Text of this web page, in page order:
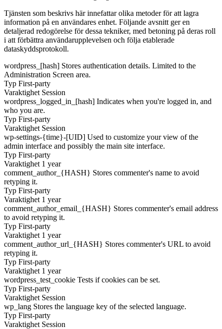
Tjänsten som beskrivs här innefattar olika metoder för att lagra
information på en användares enhet. Följande avsnitt ger en
detaljerad redogörelse för dessa tekniker, med betoning på deras roll
i att förbättra användarupplevelsen och följa etablerade
dataskyddsprotokoll.
wordpress_[hash] Stores authentication details. Limited to the
Administration Screen area.
Typ First-party
Varaktighet Session
wordpress_logged_in_[hash] Indicates when you're logged in, and
who you are.
Typ First-party
Varaktighet Session
wp-settings-{time}-[UID] Used to customize your view of the
admin interface and possibly the main site interface.
Typ First-party
Varaktighet 1 year
comment_author_{HASH} Stores commenter's name to avoid
retyping it.
Typ First-party
Varaktighet 1 year
comment_author_email_{HASH} Stores commenter's email address
to avoid retyping it.
Typ First-party
Varaktighet 1 year
comment_author_url_{HASH} Stores commenter's URL to avoid
retyping it.
Typ First-party
Varaktighet 1 year
wordpress_test_cookie Tests if cookies can be set.
Typ First-party
Varaktighet Session
wp_lang Stores the language key of the selected language.
Typ First-party
Varaktighet Session